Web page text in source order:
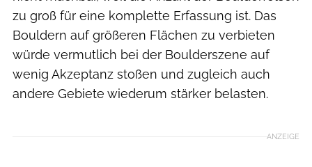
zu groß für eine komplette Erfassung ist. Das
Bouldern auf größeren Flächen zu verbieten
würde vermutlich bei der Boulderszene auf
wenig Akzeptanz stoßen und zugleich auch
andere Gebiete wiederum stärker belasten.
ANZEIGE